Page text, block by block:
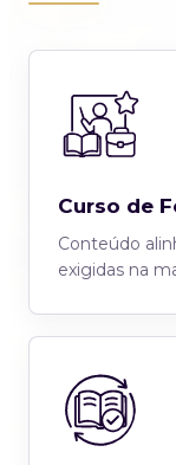
Curso de
Conteúdo
exigidas na